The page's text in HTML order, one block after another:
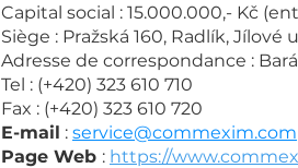
Capital social : 15.000.000,- Kč
Siège : Pražská 160, Radlík, Jílové
Adresse de correspondance :
Tel : (+420) 323 610 710
Fax : (+420) 323 610 720
E-mail : service@commexim.com
Page Web : https://